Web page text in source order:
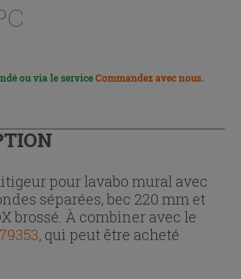
ou via le serviceCommandez avec nous.
pour lavabo mural avec
séparées, bec 220 mm et
brossé. À combiner avec le
79353, qui peut être acheté